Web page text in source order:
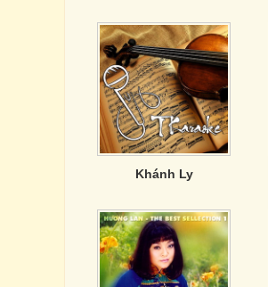
Khánh Ly